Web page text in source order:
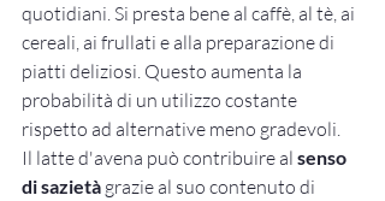
quotidiani. Si presta bene al caffè, al tè, ai
cereali, ai frullati e alla preparazione di
piatti deliziosi. Questo aumenta la
probabilità di un utilizzo costante
rispetto ad alternative meno gradevoli.
Il latte d'avena può contribuire al senso
di sazietà grazie al suo contenuto di